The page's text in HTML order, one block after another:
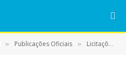
» Publicações Oficiais » Licitações